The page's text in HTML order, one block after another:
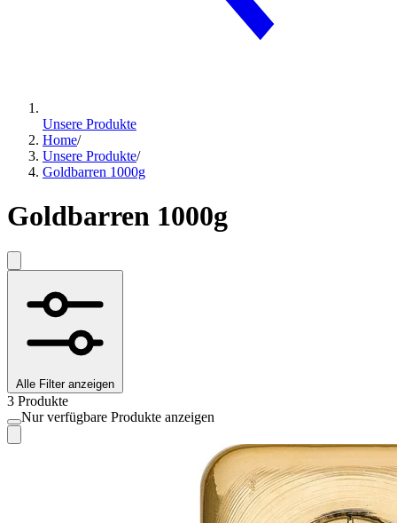
Unsere Produkte
Home/
Unsere Produkte/
Goldbarren 1000g
Goldbarren 1000g
Alle Filter anzeigen
3 Produkte
Nur verfügbare Produkte anzeigen